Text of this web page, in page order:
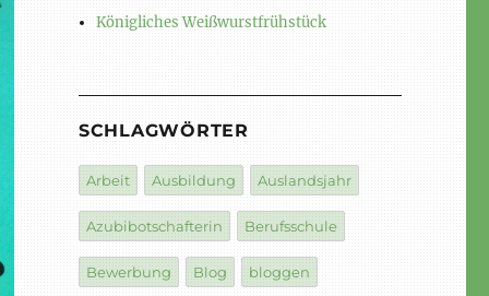
Königliches Weißwurstfrühstück
SCHLAGWÖRTER
Arbeit Ausbildung Auslandsjahr
Azubibotschafterin Berufsschule
Bewerbung Blog bloggen